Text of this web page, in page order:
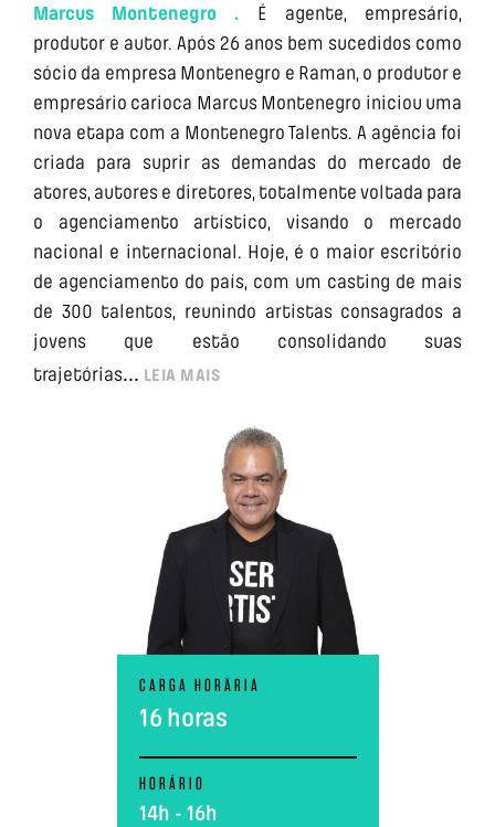
Marcus Montenegro .
É agente, empresário,
produtor e autor. Após 26 anos bem sucedidos como
sócio da empresa Montenegro e Raman, o produtor e
empresário carioca Marcus Montenegro iniciou uma
nova etapa com a Montenegro Talents. A agência foi
criada para suprir as demandas do mercado de
atores, autores e diretores, totalmente voltada para
o agenciamento artístico, visando o mercado
nacional e internacional. Hoje, é o maior escritório
de agenciamento do país, com um casting de mais
de 300 talentos, reunindo artistas consagrados a
jovens que estão consolidando suas
trajetórias... LEIA MAIS
CARGA HORÅRIA
16 horas
HORÁRIO
14h - 16h